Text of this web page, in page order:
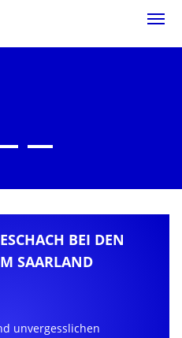
BEI DEN
SAARLAND
unvergesslichen